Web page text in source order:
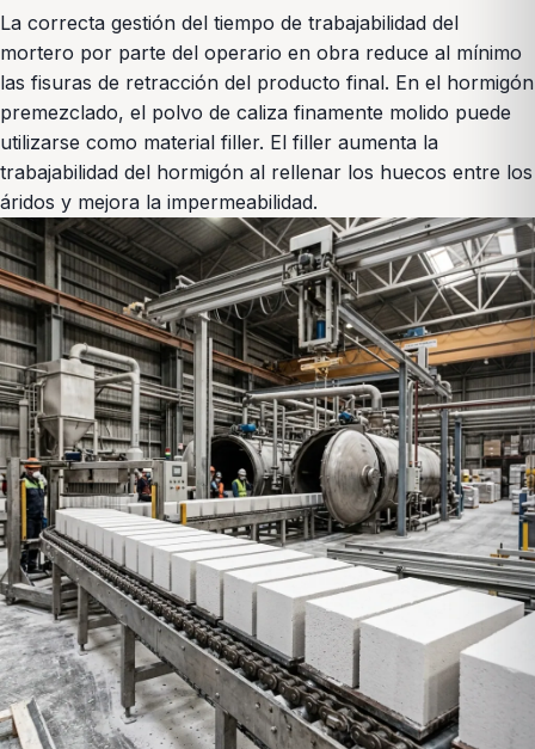
La correcta gestión del tiempo de trabajabilidad del
mortero por parte del operario en obra reduce al mínimo
las fisuras de retracción del producto final. En el hormigón
premezclado, el polvo de caliza finamente molido puede
utilizarse como material filler. El filler aumenta la
trabajabilidad del hormigón al rellenar los huecos entre los
áridos y mejora la impermeabilidad.